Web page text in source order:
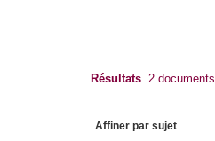
Résultats 2 documents
Affiner par sujet